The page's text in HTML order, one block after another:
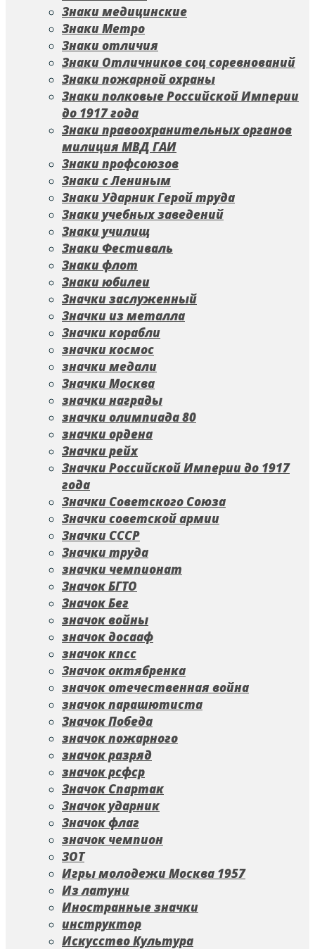
Знаки медицинские
Знаки Метро
Знаки отличия
Знаки Отличников соц соревнований
Знаки пожарной охраны
Знаки полковые Российской Империи
до 1917 года
Знаки правоохранительных органов
милиция МВД ГАИ
Знаки профсоюзов
Знаки с Лениным
Знаки Ударник Герой труда
Знаки учебных заведений
Знаки училищ
Знаки Фестиваль
Знаки флот
Знаки юбилеи
Значки заслуженный
Значки из металла
Значки корабли
значки космос
значки медали
Значки Москва
значки награды
значки олимпиада 80
значки ордена
Значки рейх
Значки Российской Империи до 1917
года
Значки Советского Союза
Значки советской армии
Значки СССР
Значки труда
значки чемпионат
Значок БГТО
Значок Бег
значок войны
значок досааф
значок кпсс
Значок октябренка
значок отечественная война
значок парашютиста
Значок Победа
значок пожарного
значок разряд
значок рсфср
Значок Спартак
Значок ударник
Значок флаг
значок чемпион
ЗОТ
Игры молодежи Москва 1957
Из латуни
Иностранные значки
инструктор
Искусство Культура